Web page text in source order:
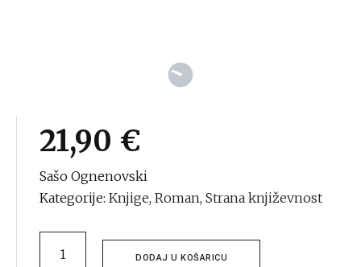
21,90 €
Sašo Ognenovski
quantity
DODAJ U KOŠARICU
Kategorije: Knjige, Roman, Strana književnost